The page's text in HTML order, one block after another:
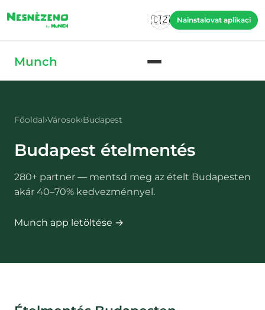
🇨🇿
Nainstalovat aplikaci
Munch
Főoldal›Városok›Budapest
Budapest ételmentés
280+ partner — mentsd meg az ételt Budapesten
akár 40–70% kedvezménnyel.
Munch app letöltése →